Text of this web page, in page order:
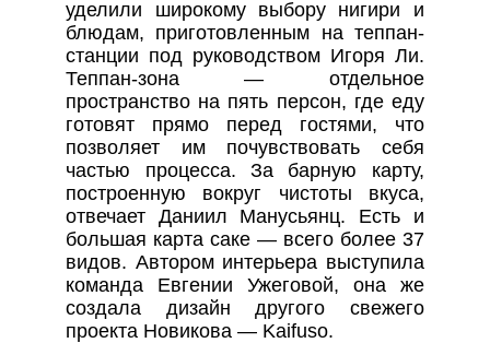
уделили широкому выбору нигири и
блюдам, приготовленным на теппан-
станции под руководством Игоря Ли.
Теппан-зона — отдельное
пространство на пять персон, где еду
готовят прямо перед гостями, что
позволяет им почувствовать себя
частью процесса. За барную карту,
построенную вокруг чистоты вкуса,
отвечает Даниил Манусьянц. Есть и
большая карта саке — всего более 37
видов. Автором интерьера выступила
команда Евгении Ужеговой, она же
создала дизайн другого свежего
проекта Новикова — Kaifuso.